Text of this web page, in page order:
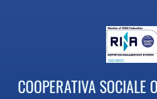
COOPERATIVA SOCIALE